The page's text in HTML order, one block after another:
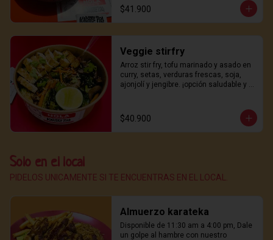
$41.900
Veggie stirfry
Arroz stir fry, tofu marinado y asado en
curry, setas, verduras frescas, soja,
ajonjolí y jengibre. ¡opción saludable y
$40.900
Solo en el local
PIDELOS UNICAMENTE SI TE ENCUENTRAS EN EL LOCAL.
Almuerzo karateka
Disponible de 11:30 am a 4:00 pm, Dale
un golpe al hambre con nuestro